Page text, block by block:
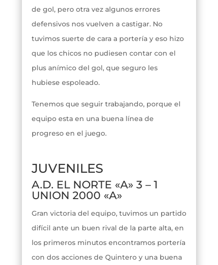
de gol, pero otra vez algunos errores
defensivos nos vuelven a castigar. No
tuvimos suerte de cara a portería y eso hizo
que los chicos no pudiesen contar con el
plus anímico del gol, que seguro les
hubiese espoleado.
Tenemos que seguir trabajando, porque el
equipo esta en una buena línea de
progreso en el juego.
JUVENILES
A.D. EL NORTE «A» 3 – 1
UNION 2000 «A»
Gran victoria del equipo, tuvimos un partido
difícil ante un buen rival de la parte alta, en
los primeros minutos encontramos portería
con dos acciones de Quintero y una buena